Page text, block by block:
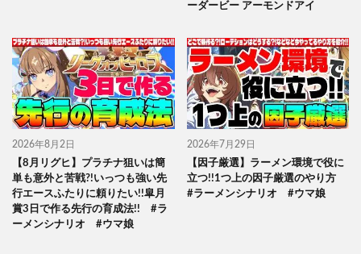
ーダービー アーモンドアイ
2026年8月2日
【8月リグヒ】プラチナ狙いは簡
単も意外と苦戦?!いっつも強い先
行エースふたりに頼りたい!!皐月
賞3日で作る先行の育成法!! #ラ
ーメンシナリオ #ウマ娘
2026年7月29日
【因子厳選】ラーメン環境で役に
立つ!!1つ上の因子厳選のやり方
#ラーメンシナリオ #ウマ娘